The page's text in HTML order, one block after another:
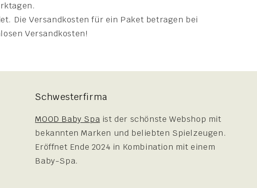
Die Versandkosten für ein Paket betragen bei
Versandkosten!
Schwesterfirma
MOOD Baby Spa ist der schönste Webshop mit
bekannten Marken und beliebten Spielzeugen.
Eröffnet Ende 2024 in Kombination mit einem
Baby-Spa.